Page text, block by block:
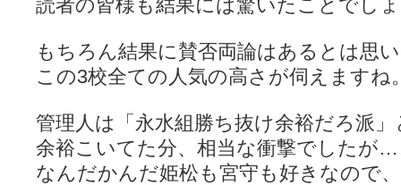
読者の皆様も結果には驚いたことでし
もちろん結果に賛否両論はあるとは思
この3校全ての人気の高さが伺えますね
管理人は「永水組勝ち抜け余裕だろ派
余裕こいてた分、相当な衝撃でしたが
なんだかんだ姫松も宮守も好きなので